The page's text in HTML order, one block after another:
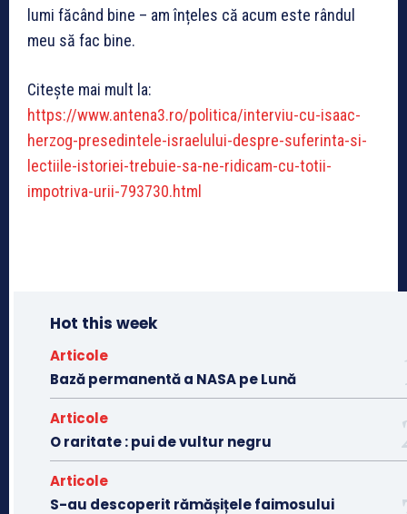
lumi făcând bine – am înțeles că acum este rândul
meu să fac bine.
Citește mai mult la:
https://www.antena3.ro/politica/interviu-cu-isaac-
herzog-presedintele-israelului-despre-suferinta-si-
lectiile-istoriei-trebuie-sa-ne-ridicam-cu-totii-
impotriva-urii-793730.html
Hot this week
Articole
Bază permanentă a NASA pe Lună
Articole
O raritate : pui de vultur negru
Articole
S-au descoperit rămășițele faimosului